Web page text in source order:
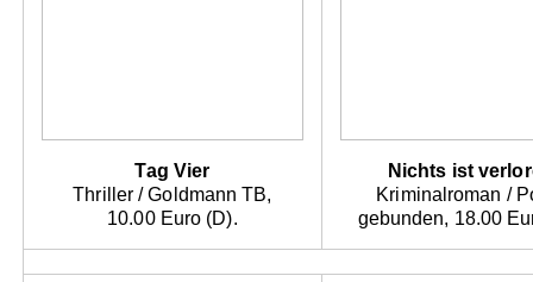
Tag Vier
Thriller / Goldmann TB,
10.00 Euro (D).
Nichts ist
Kriminalroman /
gebunden, 18.00